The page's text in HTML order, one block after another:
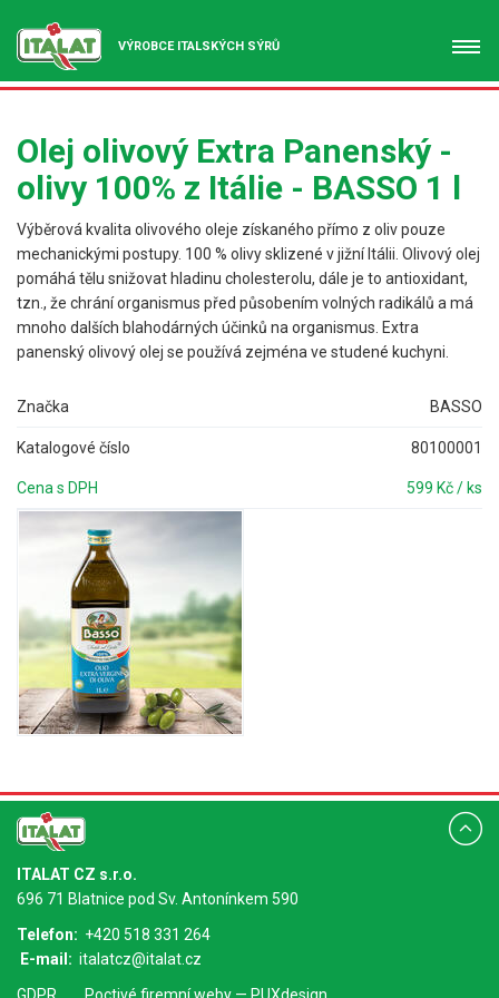
VÝROBCE ITALSKÝCH SÝRŮ
Olej olivový Extra Panenský -
olivy 100% z Itálie - BASSO 1 l
Výběrová kvalita olivového oleje získaného přímo z oliv pouze
mechanickými postupy. 100 % olivy sklizené v jižní Itálii. Olivový olej
pomáhá tělu snižovat hladinu cholesterolu, dále je to antioxidant,
tzn., že chrání organismus před působením volných radikálů a má
mnoho dalších blahodárných účinků na organismus. Extra
panenský olivový olej se používá zejména ve studené kuchyni.
Značka BASSO
Katalogové číslo 80100001
Cena s DPH 599 Kč / ks
ITALAT CZ s.r.o.
696 71 Blatnice pod Sv. Antonínkem 590
Telefon: +420 518 331 264
E-mail: italatcz@italat.cz